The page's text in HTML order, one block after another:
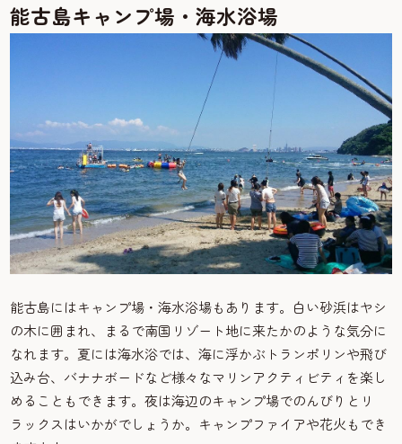
能古島キャンプ場・海水浴場
能古島にはキャンプ場・海水浴場もあります。白い砂浜はヤシ
の木に囲まれ、まるで南国リゾート地に来たかのような気分に
なれます。夏には海水浴では、海に浮かぶトランポリンや飛び
込み台、バナナボードなど様々なマリンアクティビティを楽し
めることもできます。夜は海辺のキャンプ場でのんびりとリ
ラックスはいかがでしょうか。キャンプファイアや花火もでき